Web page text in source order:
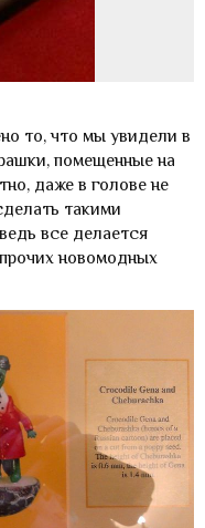
то, что мы увидели в
помещенные на
даже в голове не
такими
все делается
новомодных